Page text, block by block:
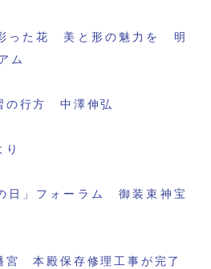
った花 美と形の魅力を 明
ム
の行方 中澤伸弘
り
日」フォーラム 御装束神宝
宮 本殿保存修理工事が完了